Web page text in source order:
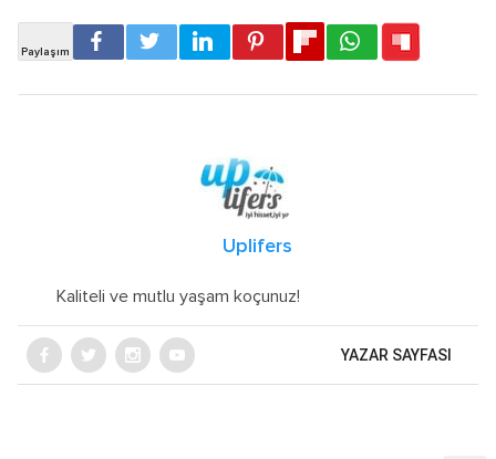
Uplifers
Kaliteli ve mutlu yaşam koçunuz!
YAZAR SAYFASI